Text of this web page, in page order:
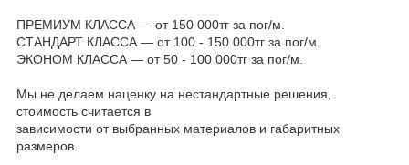
ПРЕМИУМ КЛАССА — от 150 000тг за пог/м.
СТАНДАРТ КЛАССА — от 100 - 150 000тг за пог/м.
ЭКОНОМ КЛАССА — от 50 - 100 000тг за пог/м.
Мы не делаем наценку на нестандартные решения,
стоимость считается в
зависимости от выбранных материалов и габаритных
размеров.